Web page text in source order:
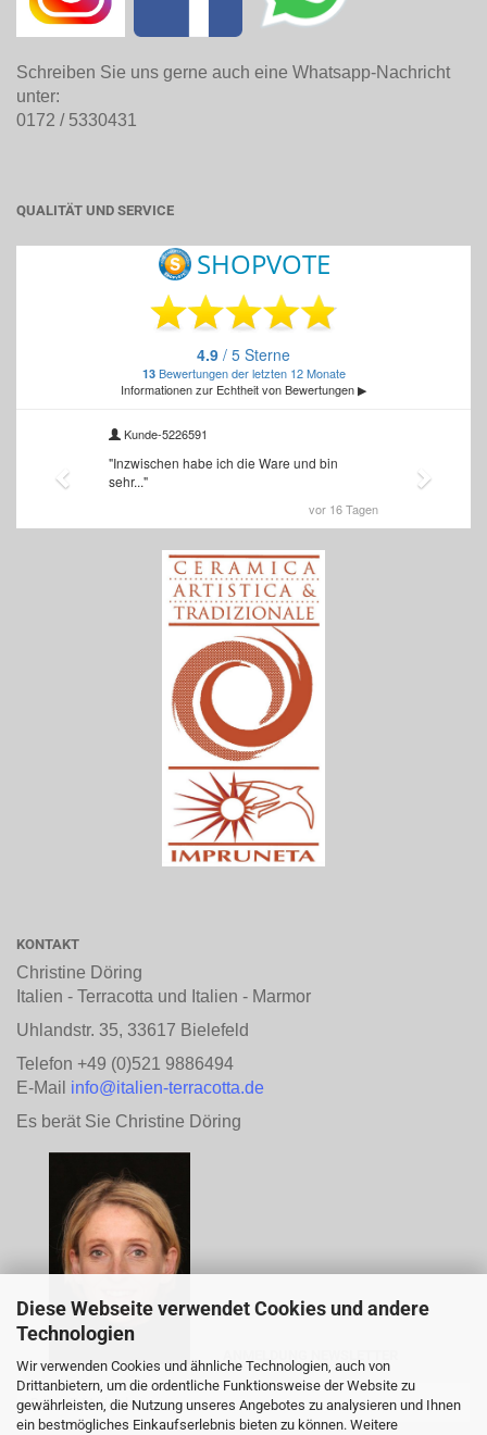
Diese Webseite verwendet Cookies und andere
Technologien
Wir verwenden Cookies und ähnliche Technologien, auch von
Drittanbietern, um die ordentliche Funktionsweise der Website zu
gewährleisten, die Nutzung unseres Angebotes zu analysieren und Ihnen
ein bestmögliches Einkaufserlebnis bieten zu können. Weitere
Schreiben Sie uns gerne auch eine Whatsapp-Nachricht
unter:
0172 / 5330431
QUALITÄT UND SERVICE
KONTAKT
Christine Döring
Italien - Terracotta und Italien - Marmor
Uhlandstr. 35, 33617 Bielefeld
Telefon +49 (0)521 9886494
E-Mail info@italien-terracotta.de
Es berät Sie Christine Döring